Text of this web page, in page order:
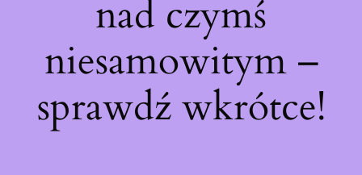
nad czymś
niesamowitym –
sprawdź wkrótce!